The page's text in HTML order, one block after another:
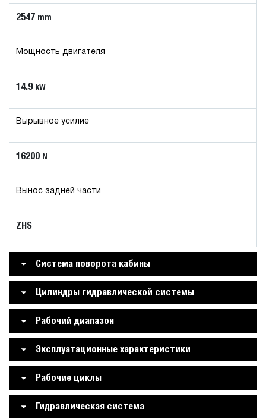
2547 mm
Мощность двигателя
14.9 kW
Вырывное усилие
16200 N
Вынос задней части
ZHS
Система поворота кабины
Цилиндры гидравлической системы
Рабочий диапазон
Эксплуатационные характеристики
Рабочие циклы
Гидравлическая система